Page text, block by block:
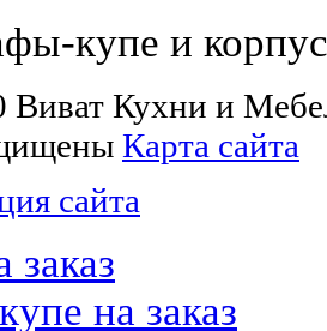
купе и
Виват Кухни и
Карта сайта
сайта
заказ
на заказ